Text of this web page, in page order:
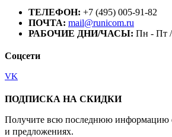
ТЕЛЕФОН: +7 (495) 005-91-82
ПОЧТА: mail@runicom.ru
РАБОЧИЕ ДНИ/ЧАСЫ: Пн - Пт /
Соцсети
VK
ПОДПИСКА НА СКИДКИ
Получите всю последнюю информацию
и предложениях.